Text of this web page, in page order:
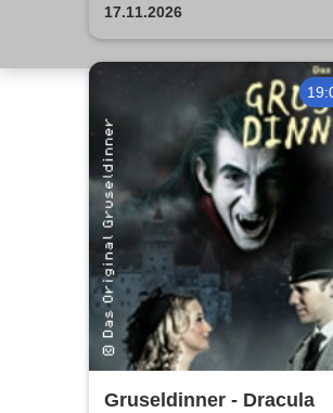
Köbernick
17.11.2026
Gruseldinner - Dracula